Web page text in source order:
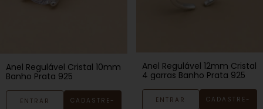
Anel Regulável Cristal 10mm
Banho Prata 925
ENTRAR CADASTRE-
Anel Regulável 12mm Cristal
4 garras Banho Prata 925
ENTRAR CADASTRE-